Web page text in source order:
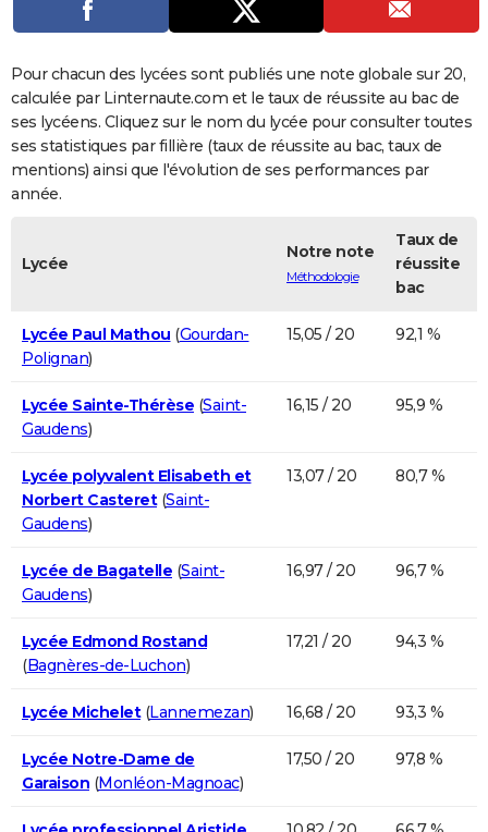
COPAINS D'AVANT
FORUM
Bricolage
Lifestyle
Culture
Television
Voyage
Cinema
Pour chacun des lycées sont publiés une note globale sur 20,
calculée par Linternaute.com et le taux de réussite au bac de
ses lycéens. Cliquez sur le nom du lycée pour consulter toutes
ses statistiques par fillière (taux de réussite au bac, taux de
mentions) ainsi que l'évolution de ses performances par
année.
Lycée
Notre note
Méthodologie
Taux de
réussite
bac
Lycée Paul Mathou (Gourdan-
Polignan)
15,05 / 20 92,1 %
Lycée Sainte-Thérèse (Saint-
Gaudens)
16,15 / 20 95,9 %
Lycée polyvalent Elisabeth et
Norbert Casteret(Saint-
Gaudens)
13,07 / 20 80,7 %
Lycée de Bagatelle (Saint-
Gaudens)
16,97 / 20 96,7 %
Lycée Edmond Rostand
(Bagnères-de-Luchon)
17,21 / 20 94,3 %
Lycée Michelet(Lannemezan) 16,68 / 20 93,3 %
Lycée Notre-Dame de
Garaison (Monléon-Magnoac)
17,50 / 20 97,8 %